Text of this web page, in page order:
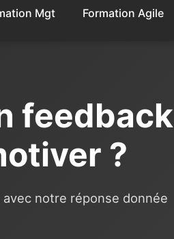
Mgt Formation Agile
feedback
?
notre réponse donnée